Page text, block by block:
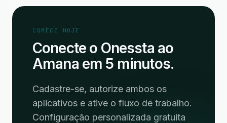
COMECE HOJE
Conecte o Onessta ao
Amana em 5 minutos.
Cadastre-se, autorize ambos os
aplicativos e ative o fluxo de trabalho.
Configuração personalizada gratuita